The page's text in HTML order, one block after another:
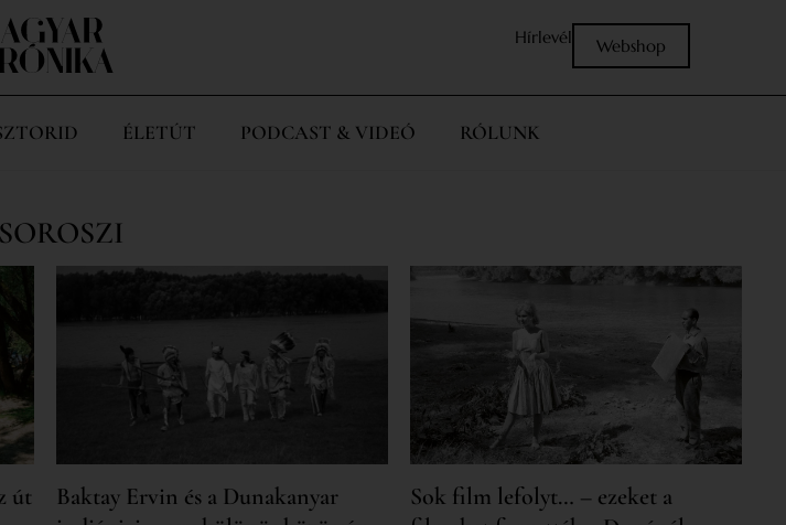
Hírlevél Webshop
ÉLETÚT PODCAST & VIDEÓ RÓLUNK
út
Baktay Ervin és a Dunakanyar
Sok film lefolyt… – ezeket a